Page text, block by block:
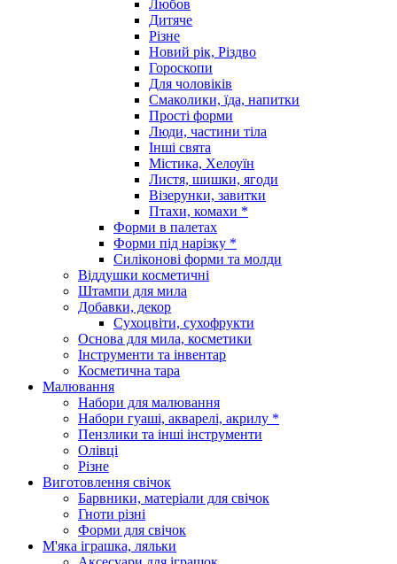
Любов
Дитяче
Різне
Новий рік, Різдво
Гороскопи
Для чоловіків
Смаколики, їда, напитки
Прості форми
Люди, частини тіла
Інші свята
Містика, Хелоуїн
Листя, шишки, ягоди
Візерунки, завитки
Птахи, комахи *
Форми в палетах
Форми під нарізку *
Силіконові форми та молди
Віддушки косметичні
Штампи для мила
Добавки, декор
Сухоцвіти, сухофрукти
Основа для мила, косметики
Інструменти та інвентар
Косметична тара
Малювання
Набори для малювання
Набори гуаші, акварелі, акрилу *
Пензлики та інші інструменти
Олівці
Різне
Виготовлення свічок
Барвники, матеріали для свічок
Гноти різні
Форми для свічок
М'яка іграшка, ляльки